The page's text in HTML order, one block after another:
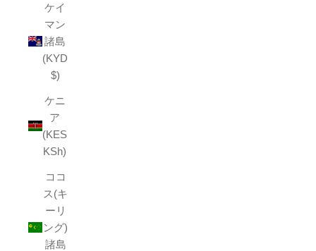
ケイ
マン
諸島
(KYD
$)
ケニ
ア
(KES
KSh)
ココ
ス(キ
ーリ
ング)
諸島